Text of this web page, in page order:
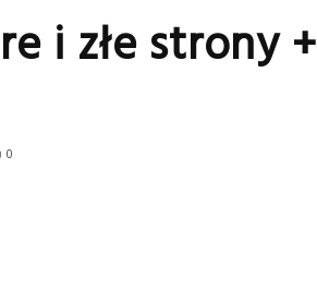
i złe strony +
0